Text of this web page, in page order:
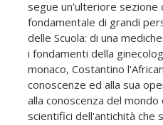
segue un'ulteriore sezione
fondamentale di grandi
delle Scuola: di una
i fondamenti della
monaco, Costantino
conoscenze ed alla sua
alla conoscenza del
scientifici dell'antichità che